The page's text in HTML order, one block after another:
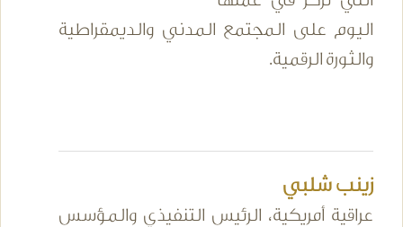
اليوم على المجتمع المدني والديمقراطية
والثورة الرقمية.
زينب شلبي
عراقية أمريكية، الرئيس التنفيذي والمؤسس